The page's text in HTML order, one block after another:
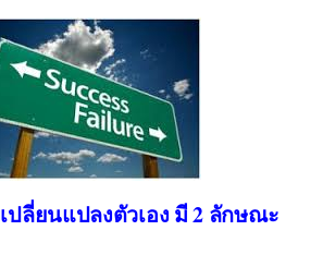
เปลี่ยนแปลงตัวเอง มี2 ลักษณะ